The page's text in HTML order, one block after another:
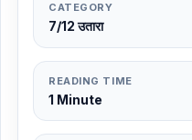
CATEGORY
7/12 उतारा
READING TIME
1 Minute